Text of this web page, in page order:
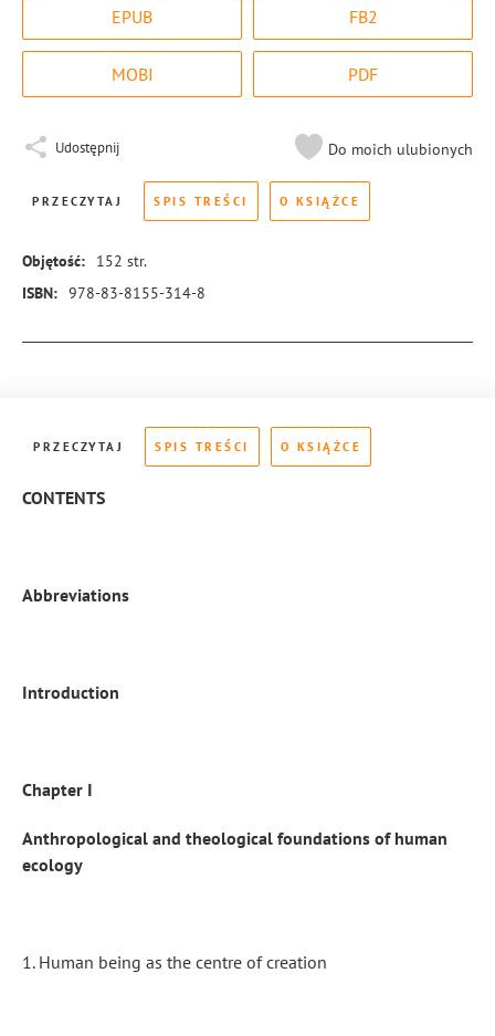
EPUB FB2
MOBI PDF
Udostępnij Do moich ulubionych
PRZECZYTAJ SPIS TREŚCI O KSIĄŻCE
Objętość: 152 str.
ISBN: 978-83-8155-314-8
PRZECZYTAJ SPIS TREŚCI O KSIĄŻCE
CONTENTS
Abbreviations
Introduction
Chapter I
Anthropological and theological foundations of human
ecology
1. Human being as the centre of creation